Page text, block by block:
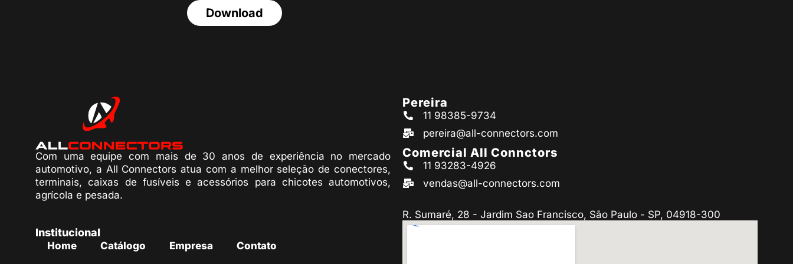
Download
Com uma equipe com mais de 30 anos de experiência no mercado
automotivo, a All Connectors atua com a melhor seleção de conectores,
terminais, caixas de fusíveis e acessórios para chicotes automotivos,
agrícola e pesada.
Institucional
Home Catálogo Empresa Contato
Pereira
11 98385-9734
pereira@all-connectors.com
Comercial All Connctors
11 93283-4926
vendas@all-connectors.com
R. Sumaré, 28 - Jardim Sao Francisco, São Paulo - SP, 04918-300